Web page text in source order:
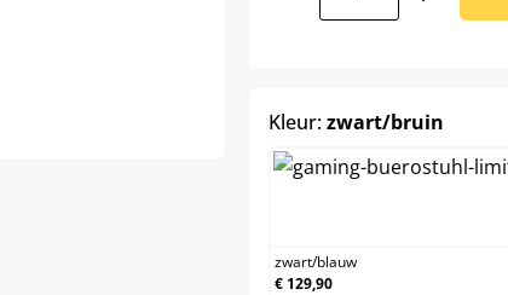
Kleur:zwart/bruin
zwart/blauw
€ 129,90